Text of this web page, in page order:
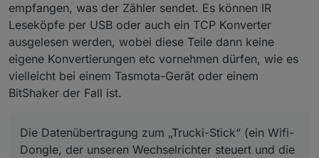
2”:302.0,“phase_angle_L3”:218.0,“Freq”:50.0,“ID”:“0a01
4526521804521e95”}}}”
empfangen, was der Zähler sendet. Es können IR
Leseköpfe per USB oder auch ein TCP Konverter
ausgelesen werden, wobei diese Teile dann keine
eigene Konvertierungen etc vornehmen dürfen, wie es
vielleicht bei einem Tasmota-Gerät oder einem
BitShaker der Fall ist.
Die Datenübertragung zum „Trucki-Stick“ (ein Wifi-
Dongle, der unseren Wechselrichter steuert und die